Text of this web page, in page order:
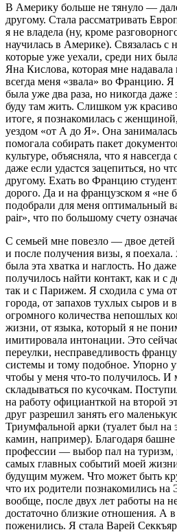
В Америку больше не тянуло —
другому. Стала рассматривать
я не владела (ну, кроме
научилась в Америке). Связалась с
которые уже уехали, среди них
Яна Кислова, которая мне
всегда меня «звала» во Францию.
была уже два раза, но никогда даже
буду там жить. Слишком уж
итоге, я познакомилась с
уездом «от А до Я». Она
помогала собирать пакет
культуре, объясняла, что я
даже если удастся зацепиться, но
другому. Ехать во Францию
дорого. Да и на французском я «не
подобрали для меня оптимальный
pair», что по большому счету
С семьей мне повезло — двое детей
и после получения визы, я
была эта хватка и наглость. Но
получилось найти контакт, как и с
так и с Парижем. Я сходила с ума
города, от запахов тухлых сыров и
огромного количества непошлых
жизни, от языка, который я не
имитировала интонации. Это
переулки, несправедливость
системы и тому подобное. Упорно
чтобы у меня что-то получилось. И
складываться по кусочкам.
на работу официанткой на второй
друг разрешил занять его
Триумфальной арки (туалет был на
камин, например). Благодаря
профессии — выбор пал на туризм,
самых главных событий моей
будущим мужем. Что может быть
что их родители познакомились
вообще, после двух лет работы на
достаточно близкие отношения. А
поженились. Я стала Варей